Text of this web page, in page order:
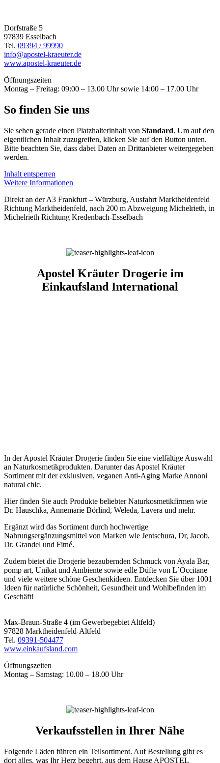
Dorfstraße 5
97839 Esselbach
Tel. 09394 / 99990
info@apostel-kraeuter.de
www.apostel-kraeuter.de
Öffnungszeiten
Montag – Freitag: 09:00 – 13.00 Uhr sowie 14:00 – 17.00 Uhr
So finden Sie uns
Sie sehen gerade einen Platzhalterinhalt von Standard. Um auf den
eigentlichen Inhalt zuzugreifen, klicken Sie auf den Button unten.
Bitte beachten Sie, dass dabei Daten an Drittanbieter weitergegeben
werden.
Inhalt entsperren
Weitere Informationen
Direkt an der A3 Frankfurt – Würzburg, Ausfahrt Marktheidenfeld
Richtung Marktheidenfeld, nach 200 m Abzweigung Michelrieth, in
Michelrieth Richtung Kredenbach-Esselbach
Apostel Kräuter Drogerie im
Einkaufsland International
In der Apostel Kräuter Drogerie finden Sie eine vielfältige Auswahl
an Naturkosmetikprodukten. Darunter das Apostel Kräuter
Sortiment mit der exklusiven, veganen Anti-Aging Marke Annoni
natural chic.
Hier finden Sie auch Produkte beliebter Naturkosmetikfirmen wie
Dr. Hauschka, Annemarie Börlind, Weleda, Lavera und mehr.
Ergänzt wird das Sortiment durch hochwertige
Nahrungsergänzungsmittel von Marken wie Jentschura, Dr, Jacob,
Dr. Grandel und Fitné.
Zudem bietet die Drogerie bezaubernden Schmuck von Ayala Bar,
pomp art, Unikat und Ambiente sowie edle Düfte von L´Occitane
und viele weitere schöne Geschenkideen. Entdecken Sie über 1001
Ideen für natürliche Schönheit, Gesundheit und Wohlbefinden im
Geschäft!
Max-Braun-Straße 4 (im Gewerbegebiet Altfeld)
97828 Marktheidenfeld-Altfeld
Tel. 09391-504477
www.einkaufsland.com
Öffnungszeiten
Montag – Samstag: 10.00 – 18.00 Uhr
Verkaufsstellen in Ihrer Nähe
Folgende Läden führen ein Teilsortiment. Auf Bestellung gibt es
dort alles, was Ihr Herz begehrt, aus dem Hause APOSTEL